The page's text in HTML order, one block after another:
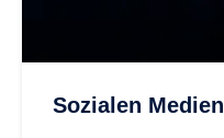
Sozialen Medien